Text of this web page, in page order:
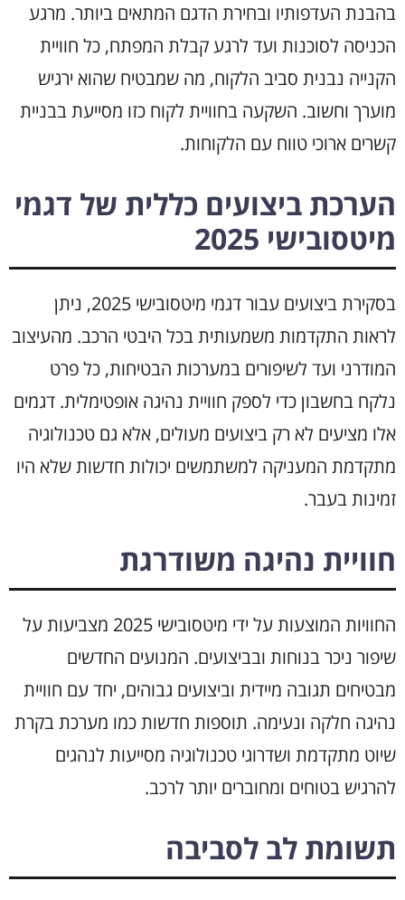
בהבנת העדפותיו ובחירת הדגם המתאים ביותר. מרגע
הכניסה לסוכנות ועד לרגע קבלת המפתח, כל חוויית
הקנייה נבנית סביב הלקוח, מה שמבטיח שהוא ירגיש
מוערך וחשוב. השקעה בחוויית לקוח כזו מסייעת בבניית
קשרים ארוכי טווח עם הלקוחות.
הערכת ביצועים כללית של דגמי
מיטסובישי 2025
בסקירת ביצועים עבור דגמי מיטסובישי 2025, ניתן
לראות התקדמות משמעותית בכל היבטי הרכב. מהעיצוב
המודרני ועד לשיפורים במערכות הבטיחות, כל פרט
נלקח בחשבון כדי לספק חוויית נהיגה אופטימלית. דגמים
אלו מציעים לא רק ביצועים מעולים, אלא גם טכנולוגיה
מתקדמת המעניקה למשתמשים יכולות חדשות שלא היו
זמינות בעבר.
חוויית נהיגה משודרגת
החוויות המוצעות על ידי מיטסובישי 2025 מצביעות על
שיפור ניכר בנוחות ובביצועים. המנועים החדשים
מבטיחים תגובה מיידית וביצועים גבוהים, יחד עם חוויית
נהיגה חלקה ונעימה. תוספות חדשות כמו מערכת בקרת
שיוט מתקדמת ושדרוגי טכנולוגיה מסייעות לנהגים
להרגיש בטוחים ומחוברים יותר לרכב.
תשומת לב לסביבה